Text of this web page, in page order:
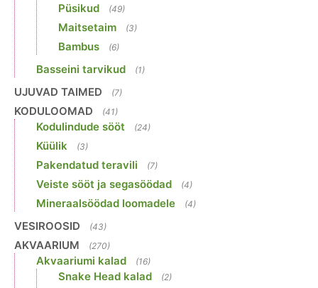
Püsikud (49)
Maitsetaim (3)
Bambus (6)
Basseini tarvikud (1)
UJUVAD TAIMED (7)
KODULOOMAD (41)
Kodulindude sööt (24)
Küülik (3)
Pakendatud teravili (7)
Veiste sööt ja segasöödad (4)
Mineraalsöödad loomadele (4)
VESIROOSID (43)
AKVAARIUM (270)
Akvaariumi kalad (16)
Snake Head kalad (2)